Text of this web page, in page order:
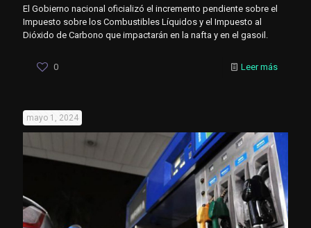
El Gobierno nacional oficializó el incremento pendiente sobre el
Impuesto sobre los Combustibles Líquidos y el Impuesto al
Dióxido de Carbono que impactarán en la nafta y en el gasoil.
0 Leer más
mayo 1, 2024